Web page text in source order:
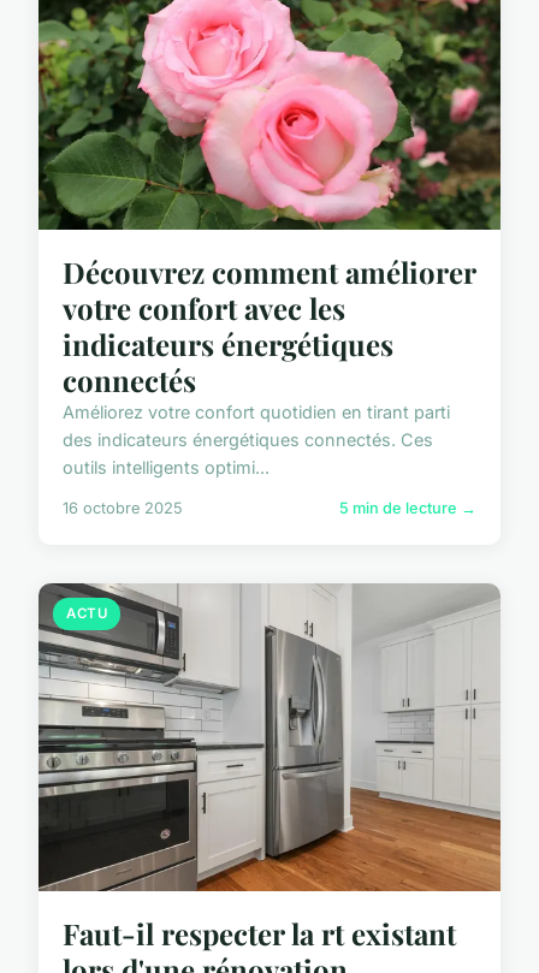
Découvrez comment améliorer
votre confort avec les
indicateurs énergétiques
connectés
Améliorez votre confort quotidien en tirant parti
des indicateurs énergétiques connectés. Ces
outils intelligents optimi...
16 octobre 2025 5 min de lecture →
ACTU
Faut-il respecter la rt existant